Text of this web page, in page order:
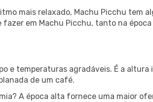
mais relaxado, Machu Picchu tem
em Machu Picchu, tanto na
e temperaturas agradáveis. É a altura
de um café.
A época alta fornece uma maior